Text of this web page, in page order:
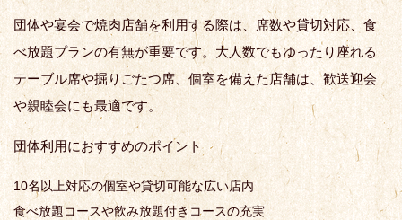
団体や宴会で焼肉店舗を利用する際は、席数や貸切対応、食
べ放題プランの有無が重要です。大人数でもゆったり座れる
テーブル席や掘りごたつ席、個室を備えた店舗は、歓送迎会
や親睦会にも最適です。
団体利用におすすめのポイント
10名以上対応の個室や貸切可能な広い店内
食べ放題コースや飲み放題付きコースの充実